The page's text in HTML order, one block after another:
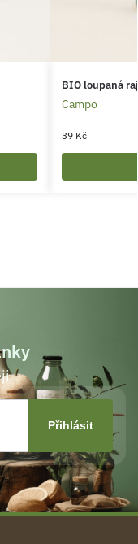
BIO loupaná
Campo
39 Kč